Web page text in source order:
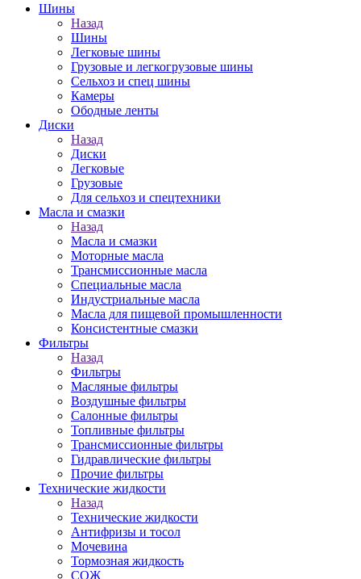
Шины
Назад
Шины
Легковые шины
Грузовые и легкогрузовые шины
Сельхоз и спец шины
Камеры
Ободные ленты
Диски
Назад
Диски
Легковые
Грузовые
Для сельхоз и спецтехники
Масла и смазки
Назад
Масла и смазки
Моторные масла
Трансмиссионные масла
Специальные масла
Индустриальные масла
Масла для пищевой промышленности
Консистентные смазки
Фильтры
Назад
Фильтры
Масляные фильтры
Воздушные фильтры
Салонные фильтры
Топливные фильтры
Трансмиссионные фильтры
Гидравлические фильтры
Прочие фильтры
Технические жидкости
Назад
Технические жидкости
Антифризы и тосол
Мочевина
Тормозная жидкость
СОЖ